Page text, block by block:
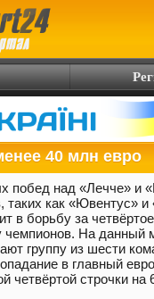
40 млн евро
побед над «Лечче» и
таких как «Ювентус» и
в борьбу за
чемпионов. На данный
группу из шести
в главный
четвёртой строчки на